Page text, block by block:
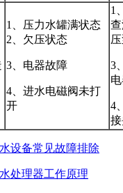
1、压力水罐满状态
2、欠压状态
3、电器故障
4、进水电磁阀未打
开
1
3
4
设备常见故障排除
处理器工作原理